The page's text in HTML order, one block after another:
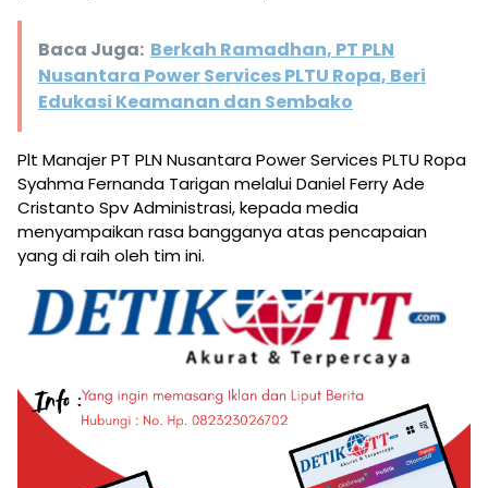
Baca Juga: Berkah Ramadhan, PT PLN
Nusantara Power Services PLTU Ropa, Beri
Edukasi Keamanan dan Sembako
Plt Manajer PT PLN Nusantara Power Services PLTU Ropa
Syahma Fernanda Tarigan melalui Daniel Ferry Ade
Cristanto Spv Administrasi, kepada media
menyampaikan rasa bangganya atas pencapaian
yang di raih oleh tim ini.